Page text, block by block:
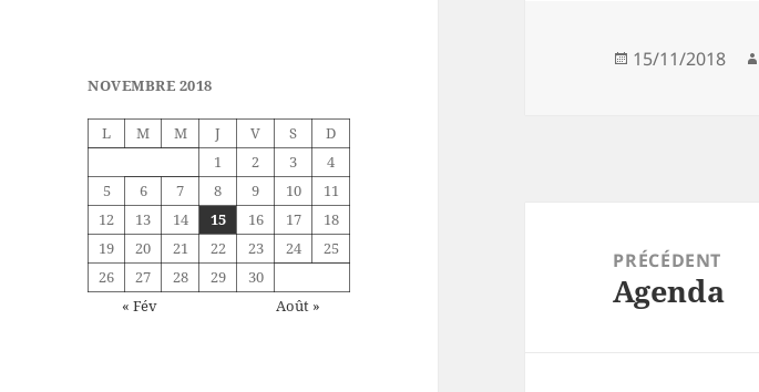
NOVEMBRE 2018
L M M J V S
D
1
2 3
4
5
6 7 8 9 10
11
12
13 14 15 16 17
18
19
20 21 22 23 24
25
26
27 28 29
30
« Fév
Août »
Publié
15/11/2018
PRÉCÉDENT
Article
Agenda